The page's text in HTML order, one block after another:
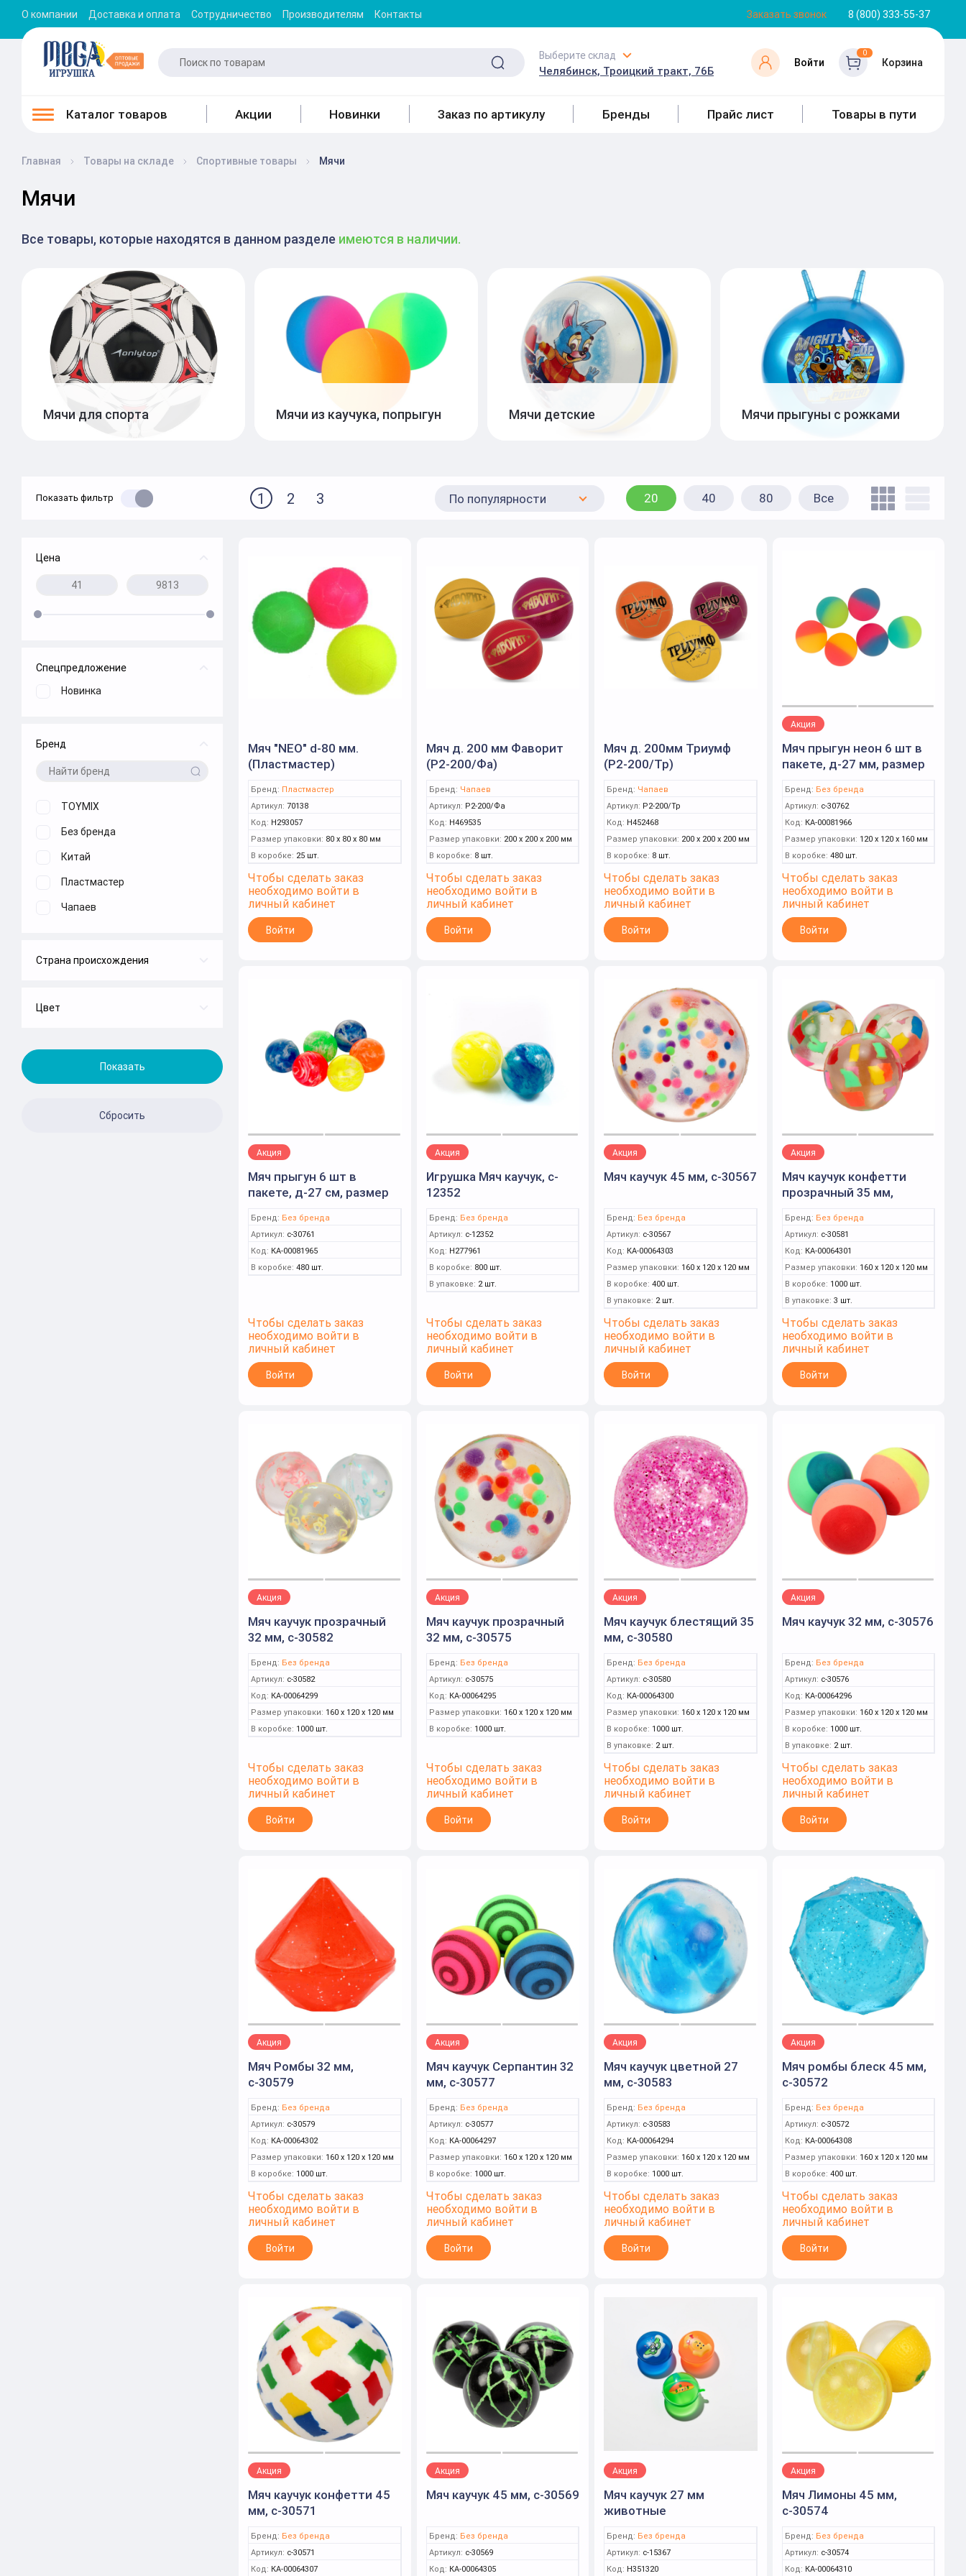
О компании Доставка и оплата Сотрудничество Производителям Контакты Заказать звонок 8 (800) 333-55-37
Выберите склад
Челябинск, Троицкий тракт, 76Б
Войти
0
Корзина
Каталог товаров Акции Новинки Заказ по артикулу Бренды Прайс лист Товары в пути
Главная Товары на складе Спортивные товары Мячи
Мячи
Все товары, которые находятся в данном разделе имеются в наличии.
Мячи для спорта Мячи из каучука, попрыгун Мячи детские Мячи прыгуны с рожками
Показать фильтр 1 2 3 По популярности 20 40 80 Все
Цена
Спецпредложение
Новинка
Бренд
TOYMIX
Без бренда
Китай
Пластмастер
Чапаев
Страна происхождения
Цвет
Многоцветный
Мяч "NЕО" d-80 мм.
(Пластмастер)
Бренд: Пластмастер
Артикул: 70138
Код: Н293057
Размер упаковки: 80 x 80 x 80 мм
В коробке: 25 шт.
Чтобы сделать заказ
необходимо войти в
личный кабинет
Войти
Мяч д. 200 мм Фаворит
(Р2-200/Фа)
Бренд: Чапаев
Артикул: Р2-200/Фа
Код: Н469535
Размер упаковки: 200 x 200 x 200 мм
В коробке: 8 шт.
Чтобы сделать заказ
необходимо войти в
личный кабинет
Войти
Мяч д. 200мм Триумф
(Р2-200/Тр)
Бренд: Чапаев
Артикул: Р2-200/Тр
Код: Н452468
Размер упаковки: 200 x 200 x 200 мм
В коробке: 8 шт.
Чтобы сделать заказ
необходимо войти в
личный кабинет
Войти
Акция
Мяч прыгун неон 6 шт в
пакете, д-27 мм, размер
с-30762
Бренд: Без бренда
Артикул: с-30762
Код: КА-00081966
Размер упаковки: 120 x 120 x 160 мм
В коробке: 480 шт.
Чтобы сделать заказ
необходимо войти в
личный кабинет
Войти
Акция
Мяч прыгун 6 шт в
пакете, д-27 см, размер
с-30761
Бренд: Без бренда
Артикул: с-30761
Код: КА-00081965
В коробке: 480 шт.
Чтобы сделать заказ
необходимо войти в
личный кабинет
Войти
Акция
Игрушка Мяч каучук, c-
12352
Бренд: Без бренда
Артикул: c-12352
Код: Н277961
В коробке: 800 шт.
В упаковке: 2 шт.
Чтобы сделать заказ
необходимо войти в
личный кабинет
Войти
Акция
Мяч каучук 45 мм, с-30567
Бренд: Без бренда
Артикул: с-30567
Код: КА-00064303
Размер упаковки: 160 x 120 x 120 мм
В коробке: 400 шт.
В упаковке: 2 шт.
Чтобы сделать заказ
необходимо войти в
личный кабинет
Войти
Акция
Мяч каучук конфетти
прозрачный 35 мм,
Бренд: Без бренда
Артикул: с-30581
Код: КА-00064301
Размер упаковки: 160 x 120 x 120 мм
В коробке: 1000 шт.
В упаковке: 3 шт.
Чтобы сделать заказ
необходимо войти в
личный кабинет
Войти
Акция
Мяч каучук прозрачный
32 мм, с-30582
Бренд: Без бренда
Артикул: с-30582
Код: КА-00064299
Размер упаковки: 160 x 120 x 120 мм
В коробке: 1000 шт.
Чтобы сделать заказ
необходимо войти в
личный кабинет
Войти
Акция
Мяч каучук прозрачный
32 мм, с-30575
Бренд: Без бренда
Артикул: с-30575
Код: КА-00064295
Размер упаковки: 160 x 120 x 120 мм
В коробке: 1000 шт.
Чтобы сделать заказ
необходимо войти в
личный кабинет
Войти
Акция
Мяч каучук блестящий 35
мм, с-30580
Бренд: Без бренда
Артикул: с-30580
Код: КА-00064300
Размер упаковки: 160 x 120 x 120 мм
В коробке: 1000 шт.
В упаковке: 2 шт.
Чтобы сделать заказ
необходимо войти в
личный кабинет
Войти
Акция
Мяч каучук 32 мм, с-30576
Бренд: Без бренда
Артикул: с-30576
Код: КА-00064296
Размер упаковки: 160 x 120 x 120 мм
В коробке: 1000 шт.
В упаковке: 2 шт.
Чтобы сделать заказ
необходимо войти в
личный кабинет
Войти
Акция
Мяч Ромбы 32 мм,
с-30579
Бренд: Без бренда
Артикул: с-30579
Код: КА-00064302
Размер упаковки: 160 x 120 x 120 мм
В коробке: 1000 шт.
Чтобы сделать заказ
необходимо войти в
личный кабинет
Войти
Акция
Мяч каучук Серпантин 32
мм, с-30577
Бренд: Без бренда
Артикул: с-30577
Код: КА-00064297
Размер упаковки: 160 x 120 x 120 мм
В коробке: 1000 шт.
Чтобы сделать заказ
необходимо войти в
личный кабинет
Войти
Акция
Мяч каучук цветной 27
мм, с-30583
Бренд: Без бренда
Артикул: с-30583
Код: КА-00064294
Размер упаковки: 160 x 120 x 120 мм
В коробке: 1000 шт.
Чтобы сделать заказ
необходимо войти в
личный кабинет
Войти
Акция
Мяч ромбы блеск 45 мм,
с-30572
Бренд: Без бренда
Артикул: с-30572
Код: КА-00064308
Размер упаковки: 160 x 120 x 120 мм
В коробке: 400 шт.
Чтобы сделать заказ
необходимо войти в
личный кабинет
Войти
Акция
Мяч каучук конфетти 45
мм, с-30571
Бренд: Без бренда
Артикул: с-30571
Код: КА-00064307
Акция
Мяч каучук 45 мм, с-30569
Бренд: Без бренда
Артикул: с-30569
Код: КА-00064305
Акция
Мяч каучук 27 мм
животные
Бренд: Без бренда
Артикул: с-15367
Код: Н351320
Акция
Мяч Лимоны 45 мм,
с-30574
Бренд: Без бренда
Артикул: с-30574
Код: КА-00064310